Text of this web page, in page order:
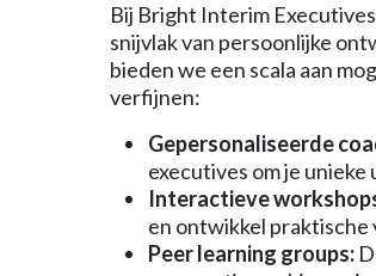
Bij Bright Interim
snijvlak van persoonlijke
bieden we een scala aan
verfijnen:
Gepersonaliseerde
executives om je
Interactieve
en ontwikkel praktische
Peer learning groups: